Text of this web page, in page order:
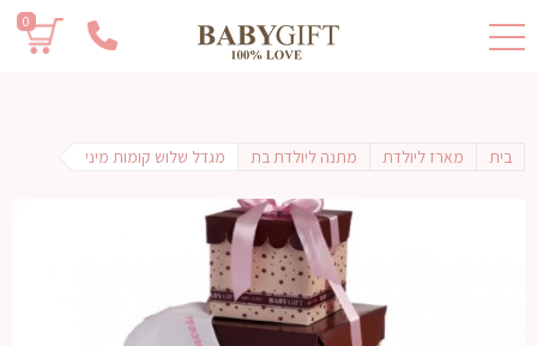
0
בית מארז ליולדת מתנה ליולדת בת מגדל שלוש קומות מיני